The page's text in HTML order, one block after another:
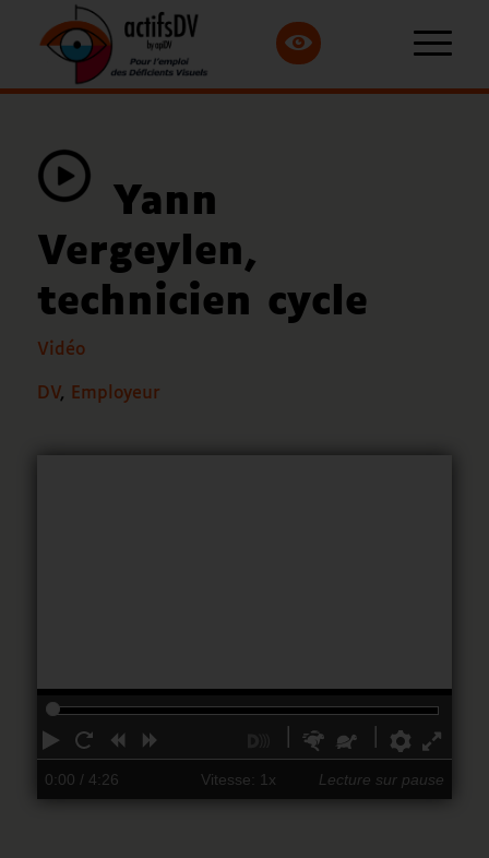
Yann
Vergeylen,
technicien cycle
Vidéo
DV, Employeur
LectureRedémarrer
Reculer
Activer
les
descriptions
Plus
rapidement
Plus
lentement
0:00 / 4:26 Vitesse: 1x Lecture sur pause